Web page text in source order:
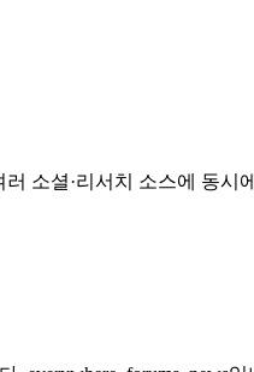
러 소셜·리서치 소스에 동